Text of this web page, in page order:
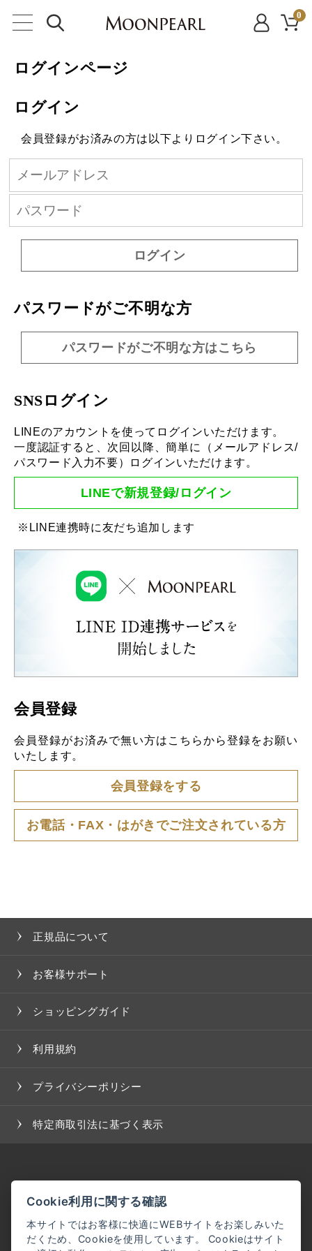
0
ログインページ
ログイン
会員登録がお済みの方は以下よりログイン下さい。
ログイン
パスワードがご不明な方
パスワードがご不明な方はこちら
SNSログイン
LINEのアカウントを使ってログインいただけます。
一度認証すると、次回以降、簡単に（メールアドレス/
パスワード入力不要）ログインいただけます。
LINEで新規登録/ログイン
※LINE連携時に友だち追加します
会員登録
会員登録がお済みで無い方はこちらから登録をお願い
いたします。
会員登録をする
お電話・FAX・はがきでご注文されている方
正規品について
お客様サポート
ショッピングガイド
利用規約
プライバシーポリシー
特定商取引法に基づく表示
Cookie利用に関する確認
本サイトではお客様に快適にWEBサイトをお楽しみいた
だくため、Cookieを使用しています。 Cookieはサイト